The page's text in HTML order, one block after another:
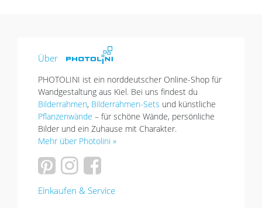
Über
PHOTOLINI ist ein norddeutscher Online-Shop für
Wandgestaltung aus Kiel. Bei uns findest du
Bilderrahmen, Bilderrahmen-Sets und künstliche
Pflanzenwände – für schöne Wände, persönliche
Bilder und ein Zuhause mit Charakter.
Mehr über Photolini »
Einkaufen & Service